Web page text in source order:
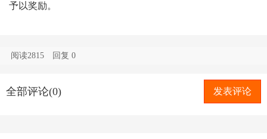
予以奖励。
阅读2815 回复0
全部评论(0) 发表评论